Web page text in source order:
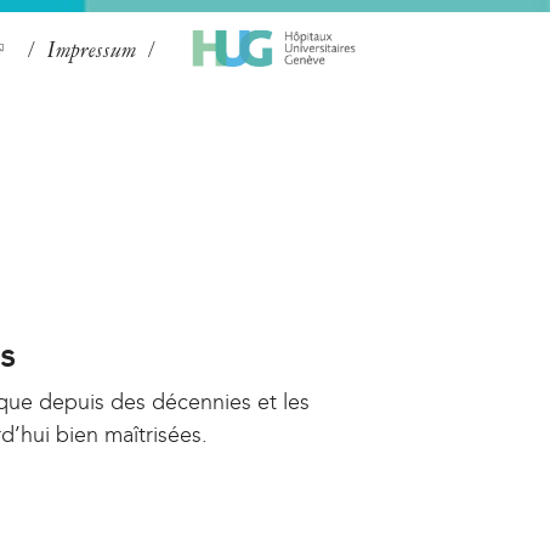
Impressum
depuis des décennies et les
bien maîtrisées.